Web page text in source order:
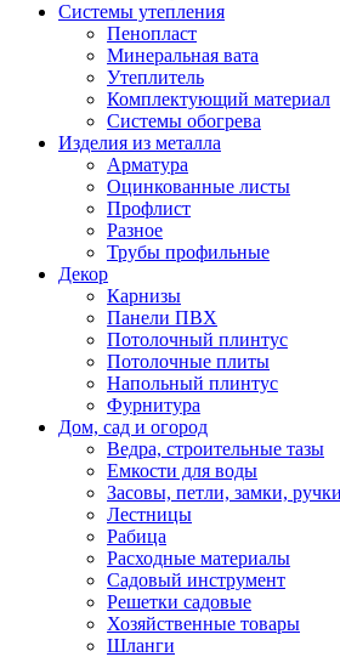
Системы утепления
Пенопласт
Минеральная вата
Утеплитель
Комплектующий материал
Системы обогрева
Изделия из металла
Арматура
Оцинкованные листы
Профлист
Разное
Трубы профильные
Декор
Карнизы
Панели ПВХ
Потолочный плинтус
Потолочные плиты
Напольный плинтус
Фурнитура
Дом, сад и огород
Ведра, строительные тазы
Емкости для воды
Засовы, петли, замки, ручки
Лестницы
Рабица
Расходные материалы
Садовый инструмент
Решетки садовые
Хозяйственные товары
Шланги